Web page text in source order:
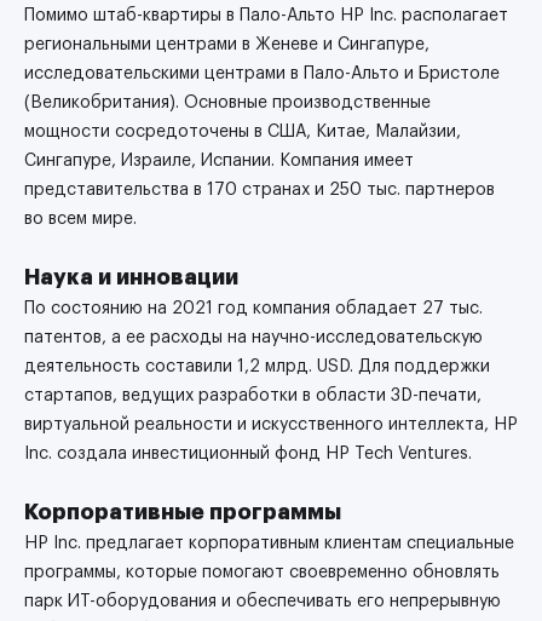
Помимо штаб-квартиры в Пало-Альто HP Inc. располагает
региональными центрами в Женеве и Сингапуре,
исследовательскими центрами в Пало-Альто и Бристоле
(Великобритания). Основные производственные
мощности сосредоточены в США, Китае, Малайзии,
Сингапуре, Израиле, Испании. Компания имеет
представительства в 170 странах и 250 тыс. партнеров
во всем мире.
Наука и инновации
По состоянию на 2021 год компания обладает 27 тыс.
патентов, а ее расходы на научно-исследовательскую
деятельность составили 1,2 млрд. USD. Для поддержки
стартапов, ведущих разработки в области 3D-печати,
виртуальной реальности и искусственного интеллекта, HP
Inc. создала инвестиционный фонд HP Tech Ventures.
Корпоративные программы
HP Inc. предлагает корпоративным клиентам специальные
программы, которые помогают своевременно обновлять
парк ИТ-оборудования и обеспечивать его непрерывную